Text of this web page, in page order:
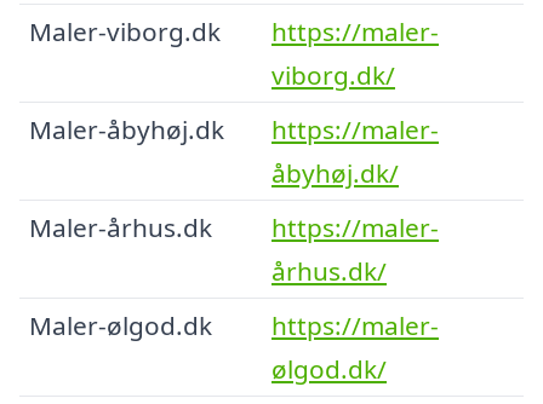
Maler-viborg.dk
https://maler-
viborg.dk/
Maler-åbyhøj.dk
https://maler-
åbyhøj.dk/
Maler-århus.dk
https://maler-
århus.dk/
Maler-ølgod.dk
https://maler-
ølgod.dk/